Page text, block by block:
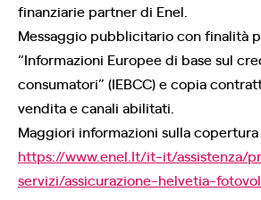
finanziarie partner di Enel.
Messaggio pubblicitario con finalità
“Informazioni Europee di base sul
consumatori” (IEBCC) e copia
vendita e canali abilitati.
Maggiori informazioni sulla
https://www.enel.It/it-it/assistenza/
servizi/assicurazione-helvetia-